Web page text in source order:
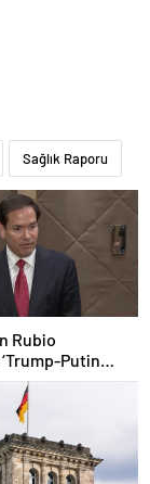
Sağlık Raporu
Rubio
Putin
başaramayız’